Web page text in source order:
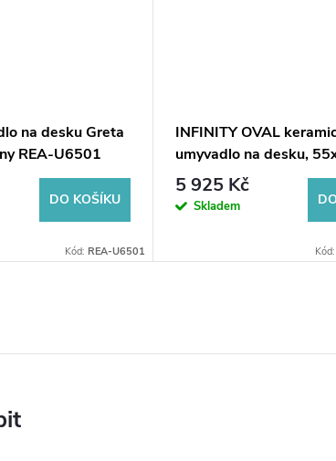
na desku Greta
REA-U6501
DO KOŠÍKU
Kód: REA-U6501
INFINITY OVAL
umyvadlo na desku,
taupe
5 925 Kč
Skladem
Kód: